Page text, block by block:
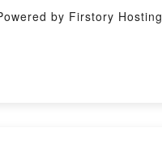
by Firstory Hosting